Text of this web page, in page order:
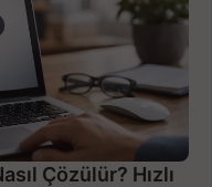
Çözülür? Hızlı